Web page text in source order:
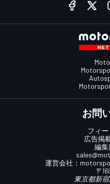
お問
フィ
広告掲
編集
運営会社：
〒
東京都新